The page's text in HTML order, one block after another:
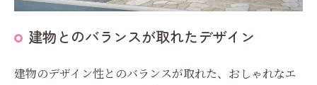
建物とのバランスが取れたデザイン
建物のデザイン性とのバランスが取れた、おしゃれなエ